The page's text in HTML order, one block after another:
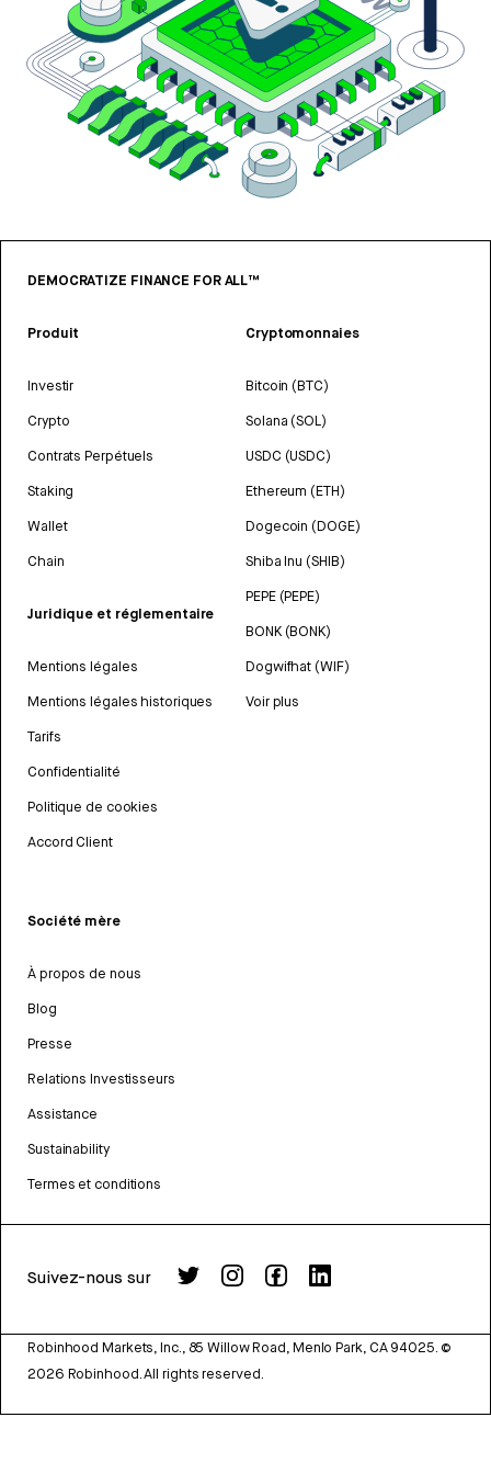
DEMOCRATIZE FINANCE FOR ALL™
Produit
Investir
Crypto
Contrats Perpétuels
Staking
Wallet
Chain
Juridique et réglementaire
Mentions légales
Mentions légales historiques
Tarifs
Confidentialité
Politique de cookies
Accord Client
Cryptomonnaies
Bitcoin (BTC)
Solana (SOL)
USDC (USDC)
Ethereum (ETH)
Dogecoin (DOGE)
Shiba Inu (SHIB)
PEPE (PEPE)
BONK (BONK)
Dogwifhat (WIF)
Voir plus
Société mère
À propos de nous
Blog
Presse
Relations Investisseurs
Assistance
Sustainability
Termes et conditions
Suivez-nous sur
Robinhood Markets, Inc., 85 Willow Road, Menlo Park, CA 94025. ©
2026 Robinhood. All rights reserved.